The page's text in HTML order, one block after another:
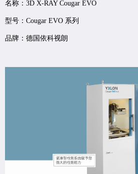
名称：3D X-RAY Cougar EVO
型号：Cougar EVO 系列
品牌：德国依科视朗